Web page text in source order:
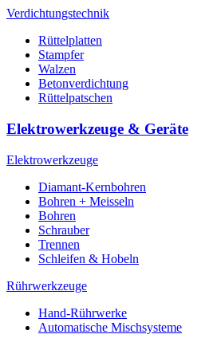
Verdichtungstechnik
Rüttelplatten
Stampfer
Walzen
Betonverdichtung
Rüttelpatschen
Elektrowerkzeuge & Geräte
Elektrowerkzeuge
Diamant-Kernbohren
Bohren + Meisseln
Bohren
Schrauber
Trennen
Schleifen & Hobeln
Rührwerkzeuge
Hand-Rührwerke
Automatische Mischsysteme